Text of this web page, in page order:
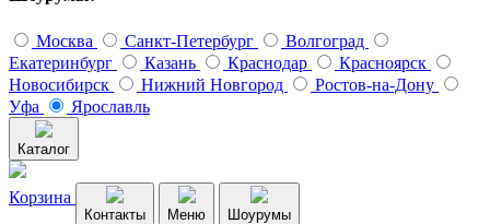
Москва Санкт-Петербург
Волгоград
Екатеринбург
Казань Краснодар
Красноярск
Новосибирск
Нижний Новгород
Ростов-на-Дону
Уфа
Ярославль
Каталог
Корзина
Контакты Меню Шоурумы